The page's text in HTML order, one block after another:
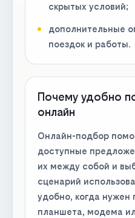
скрытых условий;
дополнительные
поездок и работы.
Почему удобно
онлайн
Онлайн-подбор
доступные
их между собой и
сценарий
удобно, когда
планшета, модема